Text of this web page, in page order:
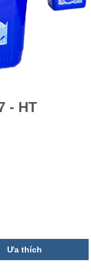
- HT
Ưa thích